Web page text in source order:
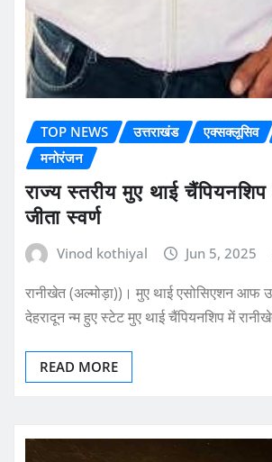
TOP NEWS उत्तराखंड एक्सक्लूसिव
मनोरंजन
राज्य स्तरीय मुए थाई
जीता स्वर्ण
Vinod kothiyal Jun 5, 2025
रानीखेत (अल्मोड़ा))। मुए थाई एसोसिएशन आफ
देहरादून न्म हुए स्टेट मुए थाई चैंपियनशिप में
READ MORE